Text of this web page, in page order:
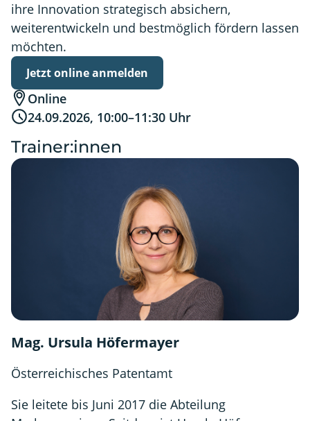
ihre Innovation strategisch absichern,
weiterentwickeln und bestmöglich fördern lassen
möchten.
Jetzt online anmelden
(Öffnet
in
Tab)
Online
24.09.2026, 10:00–11:30 Uhr
Trainer:innen
Mag. Ursula Höfermayer
Österreichisches Patentamt
Sie leitete bis Juni 2017 die Abteilung